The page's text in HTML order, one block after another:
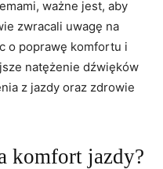
ważne jest, aby
zwracali⁣ uwagę na
⁣o poprawę‌ komfortu i
natężenie dźwięków
z‍ jazdy oraz zdrowie
komfort jazdy?